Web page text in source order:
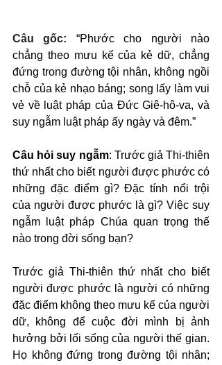
Câu gốc: “Phước cho người nào
chẳng theo mưu kế của kẻ dữ, chẳng
đứng trong đường tội nhân, không ngồi
chỗ của kẻ nhạo báng; song lấy làm vui
vẻ về luật pháp của Đức Giê-hô-va, và
suy ngẫm luật pháp ấy ngày và đêm.”
Câu hỏi suy ngẫm: Trước giả Thi-thiên
thứ nhất cho biết người được phước có
những đặc điểm gì? Đặc tính nổi trội
của người được phước là gì? Việc suy
ngẫm luật pháp Chúa quan trọng thế
nào trong đời sống bạn?
Trước giả Thi-thiên thứ nhất cho biết
người được phước là người có những
đặc điểm không theo mưu kế của người
dữ, không để cuộc đời mình bị ảnh
hưởng bởi lối sống của người thế gian.
Họ không đứng trong đường tội nhân;